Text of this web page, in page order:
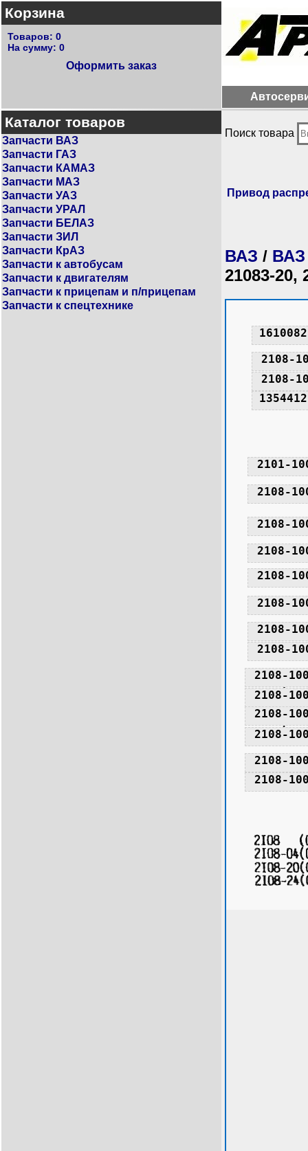
Корзина
Товаров: 0
На сумму: 0
Оформить заказ
Каталог товаров
Запчасти ВАЗ
Запчасти ГАЗ
Запчасти КАМАЗ
Запчасти МАЗ
Запчасти УАЗ
Запчасти УРАЛ
Запчасти БЕЛАЗ
Запчасти ЗИЛ
Запчасти КрАЗ
Запчасти к автобусам
Запчасти к двигателям
Запчасти к прицепам и п/прицепам
Запчасти к спецтехнике
Поиск товара
Привод
ВАЗ / ВАЗ
21083-20,
2101-
2108-
2108-
2108-
2108-
2108-
2108-
2108-
2108-
2108-
2108-
2108-
2108-
2108-
2108-
2108-